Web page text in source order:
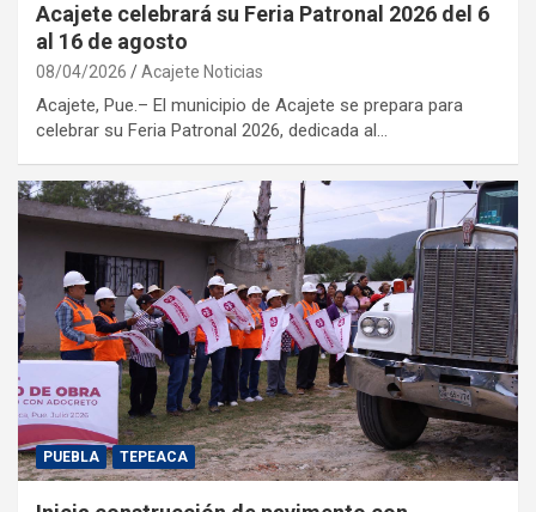
Acajete celebrará su Feria Patronal 2026 del 6
al 16 de agosto
08/04/2026 Acajete Noticias
Acajete, Pue.– El municipio de Acajete se prepara para
celebrar su Feria Patronal 2026, dedicada al…
PUEBLA TEPEACA